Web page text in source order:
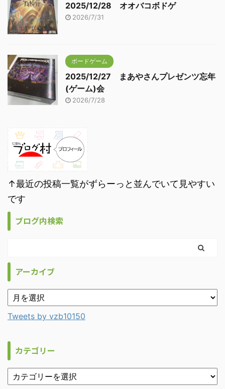
2025/12/28 オオバコボドゲ
2026/7/31
ボードゲーム
2025/12/27 まあやさんプレゼンツ忘年
(ゲーム)会
2026/7/28
↑最近の投稿一覧がずらーっと並んでいて見やすい
です
ブログ内検索
アーカイブ
Tweets by vzb10150
カテゴリー